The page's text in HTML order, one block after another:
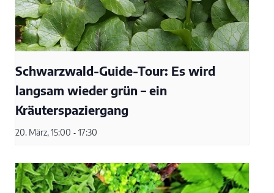
Schwarzwald-Guide-Tour: Es wird
langsam wieder grün – ein
Kräuterspaziergang
20. März, 15:00 - 17:30